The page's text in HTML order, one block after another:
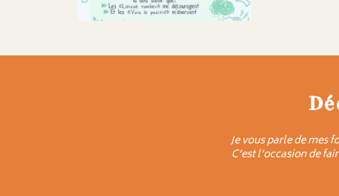
Je vous parle de mes
C’est l’occasion de